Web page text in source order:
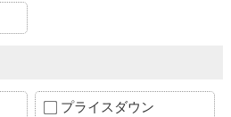
プライスダウン